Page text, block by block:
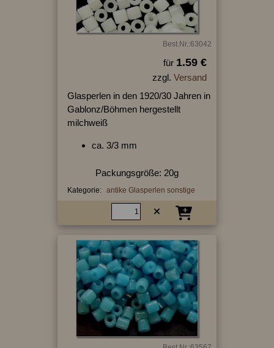
Best.Nr.:63042
für 1.59 €
zzgl. Versand
Glasperlen in den 1920/30 Jahren in
Gablonz/Böhmen hergestellt
milchweiß
ca. 3/3 mm
Packungsgröße: 20g
Kategorie: antike Glasperlen sonstige